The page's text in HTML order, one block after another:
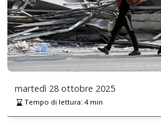
martedì 28 ottobre 2025
Tempo di lettura: 4min